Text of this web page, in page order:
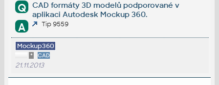
Q
CAD formáty 3D modelů podporované v
aplikaci Autodesk Mockup 360.
A Tip 9559
Mockup360
* CAD
21.11.2013